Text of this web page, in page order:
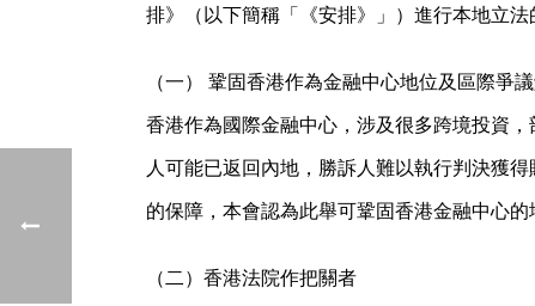
排》（以下簡稱「《安排》」）進行本地立法
（一） 鞏固香港作為金融中心地位及區際爭
香港作為國際金融中心，涉及很多跨境投資
人可能已返回內地，勝訴人難以執行判決獲
的保障，本會認為此舉可鞏固香港金融中心
（二）香港法院作把關者